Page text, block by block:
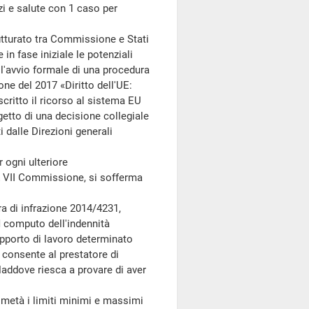
e salute con 1 caso per
tra Commissione e Stati
in fase iniziale le potenziali
formale di una procedura
del 2017 «Diritto dell'UE:
il ricorso al sistema EU
di una decisione collegiale
Direzioni generali
ogni ulteriore
Commissione, si sofferma
di infrazione 2014/4231,
dell'indennità
di lavoro determinato
al prestatore di
riesca a provare di aver
i limiti minimi e massimi